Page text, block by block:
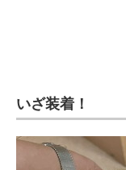
いざ装着！